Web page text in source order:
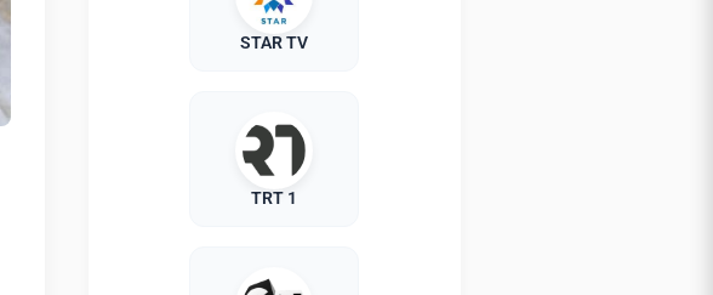
STAR TV
TRT 1